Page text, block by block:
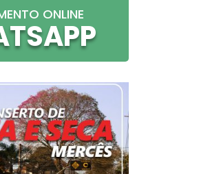
ONLINE